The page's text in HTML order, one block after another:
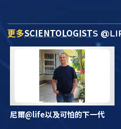
更多SCIENTOLOGISTS
尼爾@life以及可怕的下一代